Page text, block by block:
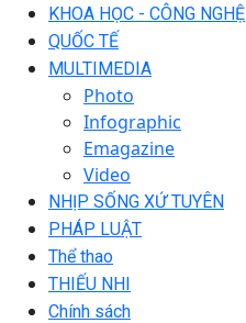
KHOA HỌC - CÔNG NGHỆ
QUỐC TẾ
MULTIMEDIA
Photo
Infographic
Emagazine
Video
NHỊP SỐNG XỨ TUYÊN
PHÁP LUẬT
Thể thao
THIẾU NHI
Chính sách